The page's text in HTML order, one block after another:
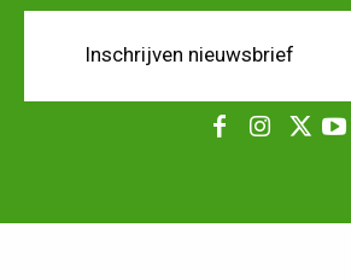
Inschrijven nieuwsbrief